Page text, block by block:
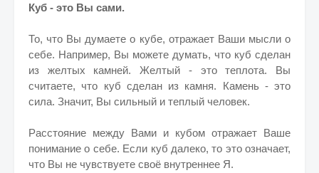
Куб - это Вы сами.
То, что Вы думаете о кубе, отражает Ваши мысли о
себе. Например, Вы можете думать, что куб сделан
из желтых камней. Желтый - это теплота. Вы
считаете, что куб сделан из камня. Камень - это
сила. Значит, Вы сильный и теплый человек.
Расстояние между Вами и кубом отражает Ваше
понимание о себе. Если куб далеко, то это означает,
что Вы не чувствуете своё внутреннее Я.